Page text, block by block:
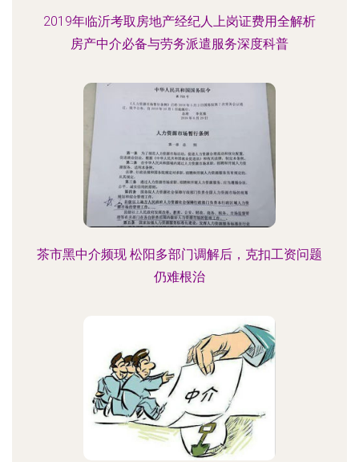
2019年临沂考取房地产经纪人上岗证费用全解析
房产中介必备与劳务派遣服务深度科普
茶市黑中介频现 松阳多部门调解后，克扣工资问题
仍难根治